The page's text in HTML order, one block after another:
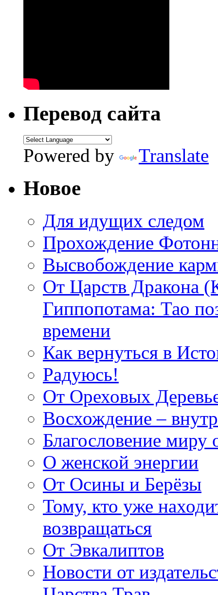
Перевод сайта
Powered by Translate
Новое
Для идущих следом
Прохождение
Высвобождение
От Царств Дракона
Гиппопотама: Тао
времени
Как вернуться в
Радуюсь!
От Ореховых
Восхождение –
Благословение миру
О женской энергии
От Осины и Берёзы
Тому, кто уже
возвращаться
От Эвкалиптов
Новости от